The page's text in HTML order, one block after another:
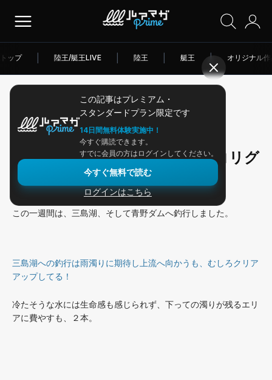
トップ 陸王/艇王LIVE 陸王 艇王 | オリジナル
この記事はプレミアム・
スタンダードプラン限定です
14日間無料体験実施中！
今すぐ購読できます。
すでに会員の方はログインしてください。
今すぐ無料で読む
ログインはこちら
アングラー連載
ブレーバーⅡのスナッグレスネコリグ
が活躍！
この一週間は、三島湖、そして青野ダムへ釣行しました。
三島湖への釣行は雨濁りに期待し上流へ向かうも、むしろクリア
アップしてる！
冷たそうな水には生命感も感じられず、下っての濁りが残るエリ
アに費やすも、２本。